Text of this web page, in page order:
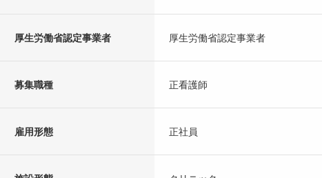
厚生労働省認定事業者 厚生労働省認定事業者
募集職種 正看護師
雇用形態 正社員